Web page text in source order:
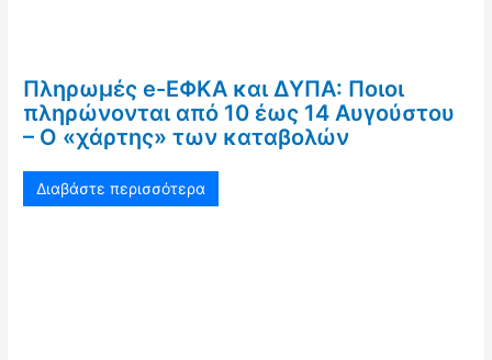
Πληρωμές e-ΕΦΚΑ και ΔΥΠΑ: Ποιοι
πληρώνονται από 10 έως 14 Αυγούστου
– Ο «χάρτης» των καταβολών
Διαβάστε περισσότερα